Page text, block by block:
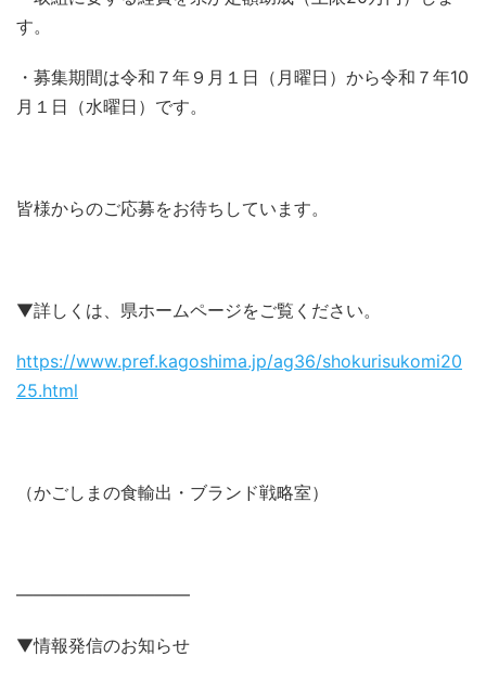
す。
・募集期間は令和７年９月１日（月曜日）から令和７年10
月１日（水曜日）です。
皆様からのご応募をお待ちしています。
▼詳しくは、県ホームページをご覧ください。
https://www.pref.kagoshima.jp/ag36/shokurisukomi20
25.html
（かごしまの食輸出・ブランド戦略室）
——————————
▼情報発信のお知らせ